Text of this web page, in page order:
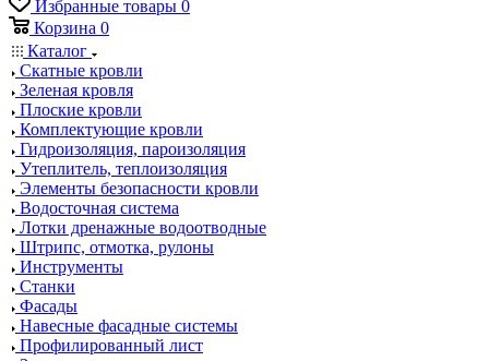
Избранные товары 0
Корзина 0
Каталог
Скатные кровли
Зеленая кровля
Плоские кровли
Комплектующие кровли
Гидроизоляция, пароизоляция
Утеплитель, теплоизоляция
Элементы безопасности кровли
Водосточная система
Лотки дренажные водоотводные
Штрипс, отмотка, рулоны
Инструменты
Станки
Фасады
Навесные фасадные системы
Профилированный лист